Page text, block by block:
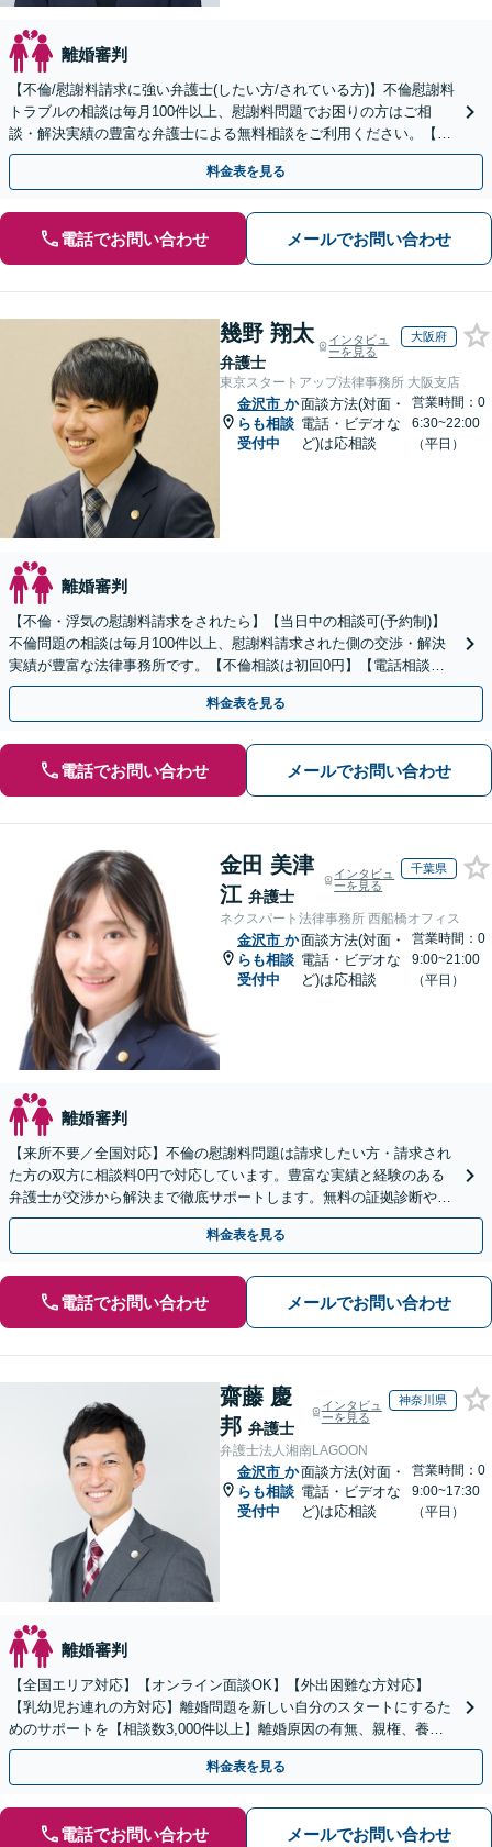
離婚審判
【不倫/慰謝料請求に強い弁護士(したい方/されている方)】不倫慰謝料
トラブルの相談は毎月100件以上、慰謝料問題でお困りの方はご相
談・解決実績の豊富な弁護士による無料相談をご利用ください。【不
倫相談は初回0円】【全国対応】
料金表を見る
電話でお問い合わせ メールでお問い合わせ
幾野 翔太
弁護士
インタビュ
ーを見る
大阪府
東京スタートアップ法律事務所 大阪支店
金沢市 か
らも相談
受付中
面談方法(対面・
電話・ビデオな
ど)は応相談
営業時間：0
6:30~22:00
（平日）
離婚審判
【不倫・浮気の慰謝料請求をされたら】【当日中の相談可(予約制)】
不倫問題の相談は毎月100件以上、慰謝料請求された側の交渉・解決
実績が豊富な法律事務所です。【不倫相談は初回0円】【電話相談で
ご契約まで対応可/来所不要】
料金表を見る
電話でお問い合わせ メールでお問い合わせ
金田 美津
江 弁護士
インタビュ
ーを見る
千葉県
ネクスパート法律事務所 西船橋オフィス
金沢市 か
らも相談
受付中
面談方法(対面・
電話・ビデオな
ど)は応相談
営業時間：0
9:00~21:00
（平日）
離婚審判
【来所不要／全国対応】不倫の慰謝料問題は請求したい方・請求され
た方の双方に相談料0円で対応しています。豊富な実績と経験のある
弁護士が交渉から解決まで徹底サポートします。無料の証拠診断や着
手金の返還保証もありますので安心してご相談ください。
料金表を見る
電話でお問い合わせ メールでお問い合わせ
齋藤 慶
邦 弁護士
インタビュ
ーを見る
神奈川県
弁護士法人湘南LAGOON
金沢市 か
らも相談
受付中
面談方法(対面・
電話・ビデオな
ど)は応相談
営業時間：0
9:00~17:30
（平日）
離婚審判
【全国エリア対応】【オンライン面談OK】【外出困難な方対応】
【乳幼児お連れの方対応】離婚問題を新しい自分のスタートにするた
めのサポートを【相談数3,000件以上】離婚原因の有無、親権、養育
費、財産分与、慰謝料請求【夜間・休日相談可】
料金表を見る
電話でお問い合わせ メールでお問い合わせ